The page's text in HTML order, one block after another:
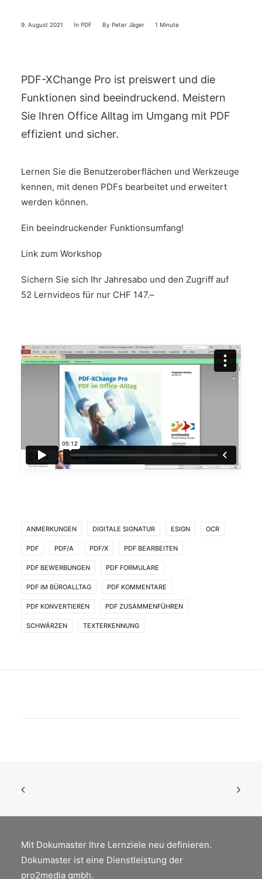
9. August 2021 In PDF By Peter Jäger 1 Minute
PDF-XChange Pro ist preiswert und die
Funktionen sind beeindruckend. Meistern
Sie Ihren Office Alltag im Umgang mit PDF
effizient und sicher.
Lernen Sie die Benutzeroberflächen und Werkzeuge
kennen, mit denen PDFs bearbeitet und erweitert
werden können.
Ein beeindruckender Funktionsumfang!
Link zum Workshop
Sichern Sie sich Ihr Jahresabo und den Zugriff auf
52 Lernvideos für nur CHF 147.–
ANMERKUNGEN DIGITALE SIGNATUR ESIGN OCR
PDF PDF/A PDF/X PDF BEARBEITEN
PDF BEWERBUNGEN PDF FORMULARE
PDF IM BÜROALLTAG PDF KOMMENTARE
PDF KONVERTIEREN PDF ZUSAMMENFÜHREN
SCHWÄRZEN TEXTERKENNUNG
Mit Dokumaster Ihre Lernziele neu definieren.
Dokumaster ist eine Dienstleistung der
pro2media gmbh.